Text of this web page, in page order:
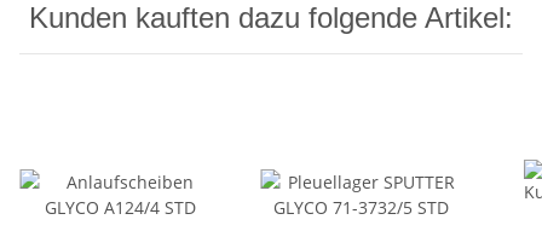
Kunden kauften dazu folgende Artikel: